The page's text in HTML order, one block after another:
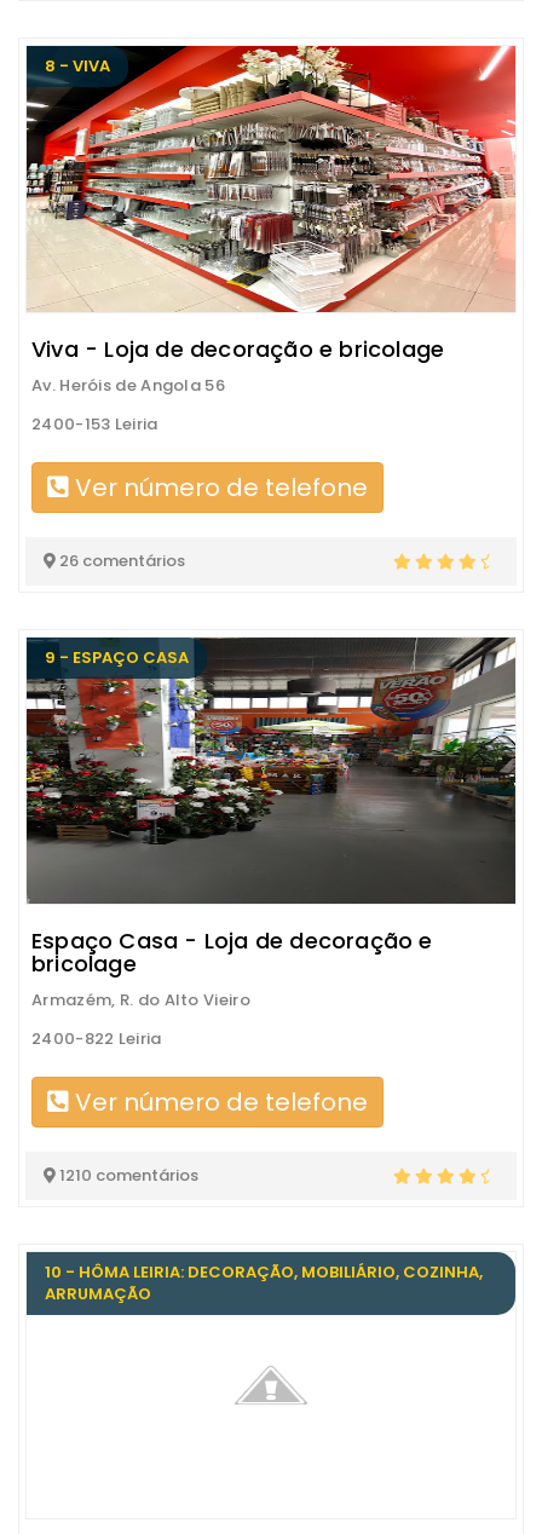
8 - VIVA
Viva - Loja de decoração e bricolage
Av. Heróis de Angola 56
2400-153 Leiria
Ver número de telefone
26 comentários
9 - ESPAÇO CASA
Espaço Casa - Loja de decoração e
bricolage
Armazém, R. do Alto Vieiro
2400-822 Leiria
Ver número de telefone
1210 comentários
10 - HÔMA LEIRIA: DECORAÇÃO, MOBILIÁRIO, COZINHA,
ARRUMAÇÃO